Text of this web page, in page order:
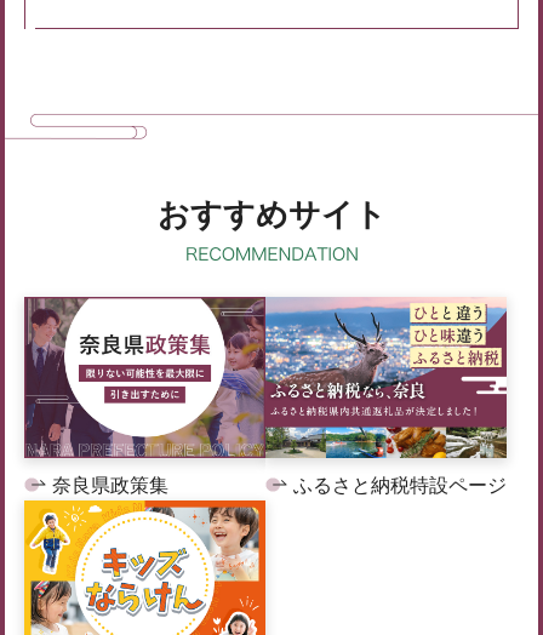
おすすめサイト
奈良県政策集 ふるさと納税特設ページ